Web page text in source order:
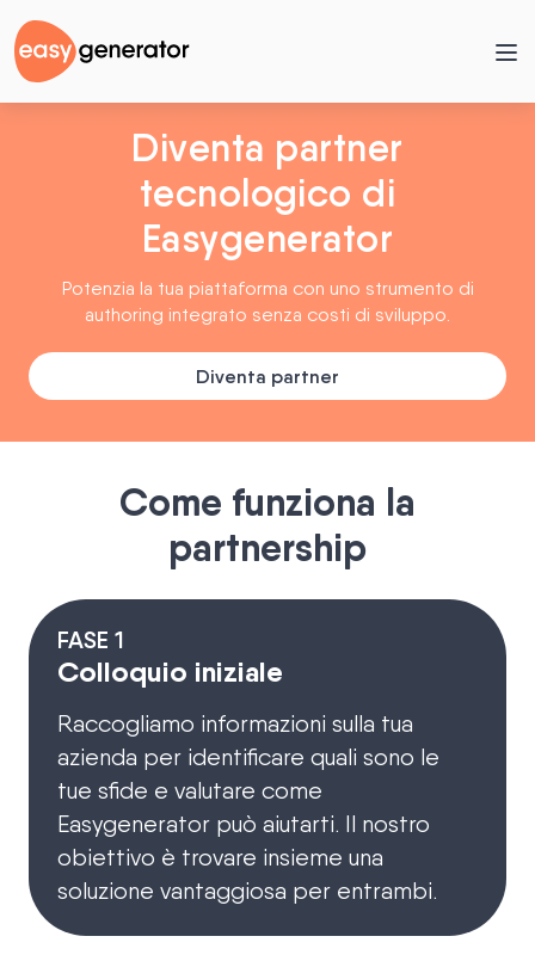
Diventa partner
tecnologico di
Easygenerator
Potenzia la tua piattaforma con uno strumento di
authoring integrato senza costi di sviluppo.
Diventa partner
Come funziona la
partnership
FASE 1
Colloquio iniziale
Raccogliamo informazioni sulla tua
azienda per identificare quali sono le
tue sfide e valutare come
Easygenerator può aiutarti. Il nostro
obiettivo è trovare insieme una
soluzione vantaggiosa per entrambi.